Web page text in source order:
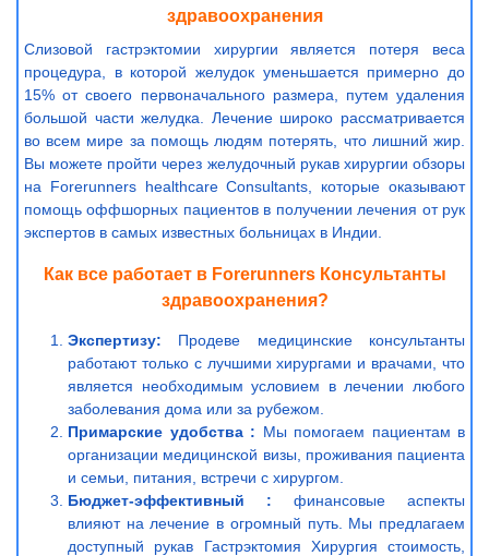
здравоохранения
Слизовой гастрэктомии хирургии является потеря веса
процедура, в которой желудок уменьшается примерно до
15% от своего первоначального размера, путем удаления
большой части желудка. Лечение широко рассматривается
во всем мире за помощь людям потерять, что лишний жир.
Вы можете пройти через желудочный рукав хирургии обзоры
на Forerunners healthcare Consultants, которые оказывают
помощь оффшорных пациентов в получении лечения от рук
экспертов в самых известных больницах в Индии.
Как все работает в Forerunners Консультанты
здравоохранения?
Экспертизу: Продеве медицинские консультанты
работают только с лучшими хирургами и врачами, что
является необходимым условием в лечении любого
заболевания дома или за рубежом.
Примарские удобства : Мы помогаем пациентам в
организации медицинской визы, проживания пациента
и семьи, питания, встречи с хирургом.
Бюджет-эффективный : финансовые аспекты
влияют на лечение в огромный путь. Мы предлагаем
доступный рукав Гастрэктомия Хирургия стоимость,